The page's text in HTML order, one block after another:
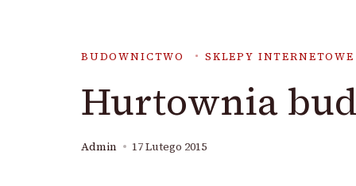
BUDOWNICTWO SKLEPY INTERNETOWE
Hurtownia
Admin 17 Lutego 2015